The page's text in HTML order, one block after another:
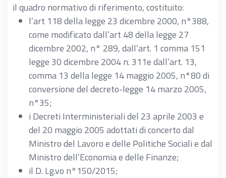
il quadro normativo di riferimento, costituito:
l’art 118 della legge 23 dicembre 2000, n°388,
come modificato dall’art 48 della legge 27
dicembre 2002, n° 289, dall’art. 1 comma 151
legge 30 dicembre 2004 n. 311e dall’art. 13,
comma 13 della legge 14 maggio 2005, n°80 di
conversione del decreto-legge 14 marzo 2005,
n°35;
i Decreti Interministeriali del 23 aprile 2003 e
del 20 maggio 2005 adottati di concerto dal
Ministro del Lavoro e delle Politiche Sociali e dal
Ministro dell’Economia e delle Finanze;
il D. Lg.vo n°150/2015;